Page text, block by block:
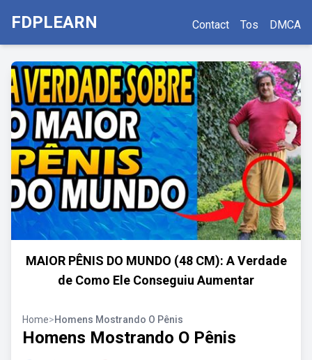
FDPLEARN Contact Tos DMCA
MAIOR PÊNIS DO MUNDO (48 CM): A Verdade
de Como Ele Conseguiu Aumentar
Home>Homens Mostrando O Pênis
Homens Mostrando O Pênis